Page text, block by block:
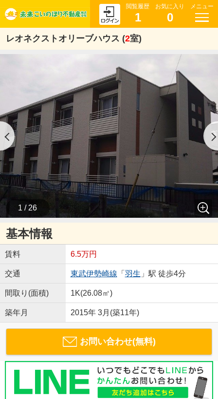
閲覧履歴
1
お気に入り
0
メニュー
レオネクストオリーブハウス (2室)
1 / 26
基本情報
賃料 6.5万円
交通 東武伊勢崎線 「 羽生 」駅 徒歩4分
間取り(面積) 1K(26.08㎡)
築年月 2015年 3月(築11年)
お問い合わせ(無料)